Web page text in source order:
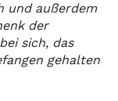
und außerdem
der
sich, das
gehalten